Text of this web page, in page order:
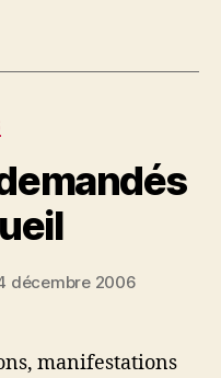
décembre 2006
manifestations